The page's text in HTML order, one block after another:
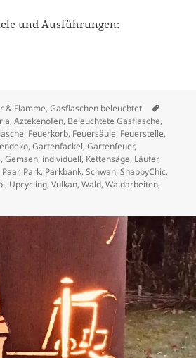
und Ausführungen:
& Flamme,Gasflaschen beleuchtet
,Aztekenofen, Beleuchtete Gasflasche,
, Feuerkorb, Feuersäule, Feuerstelle,
,Gartenfackel,Gartenfeuer,
,Gemsen, individuell, Kettensäge, Läufer,
Paar, Park, Parkbank,Schwan,ShabbyChic,
, Upcycling,Vulkan,Wald,Waldarbeiten,